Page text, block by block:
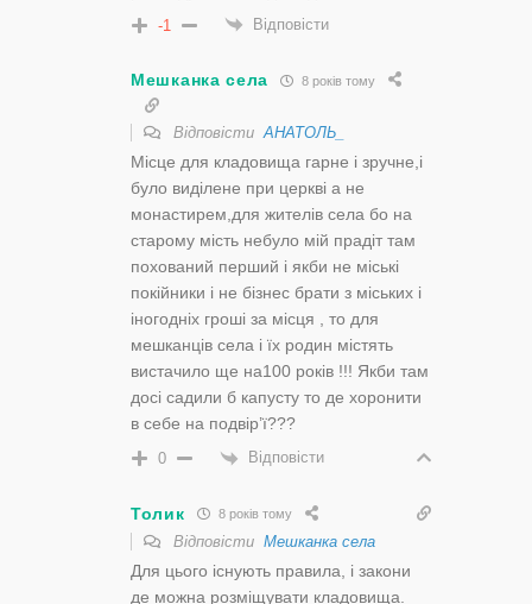
-1 Відповісти
Мешканка села 8 років тому
ВідповістиАНАТОЛЬ_
Місце для кладовища гарне і зручне,і
було виділене при церкві а не
монастирем,для жителів села бо на
старому мість небуло мій прадіт там
похований перший і якби не міські
покійники і не бізнес брати з міських і
іногодніх гроші за місця , то для
мешканців села і їх родин містять
вистачило ще на100 років !!! Якби там
досі садили б капусту то де хоронити
в себе на подвір’ї???
0 Відповісти
Толик 8 років тому
Відповісти Мешканка села
Для цього існують правила, і закони
де можна розміщувати кладовища.